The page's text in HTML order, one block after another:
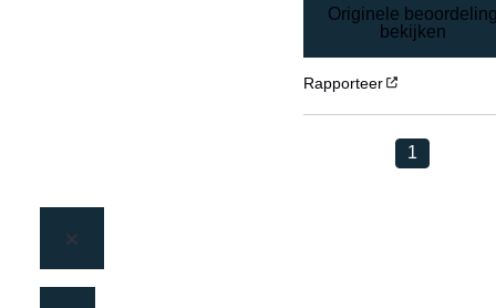
Originele
bekijken
Rapporteer
1